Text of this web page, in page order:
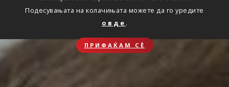
Подесувањата на колачињата можете да го уредите
овде .
ПРИФАЌАМ СЀ